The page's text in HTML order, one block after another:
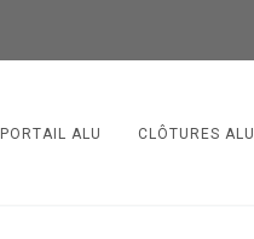
PORTAIL ALU CLÔTURES ALU